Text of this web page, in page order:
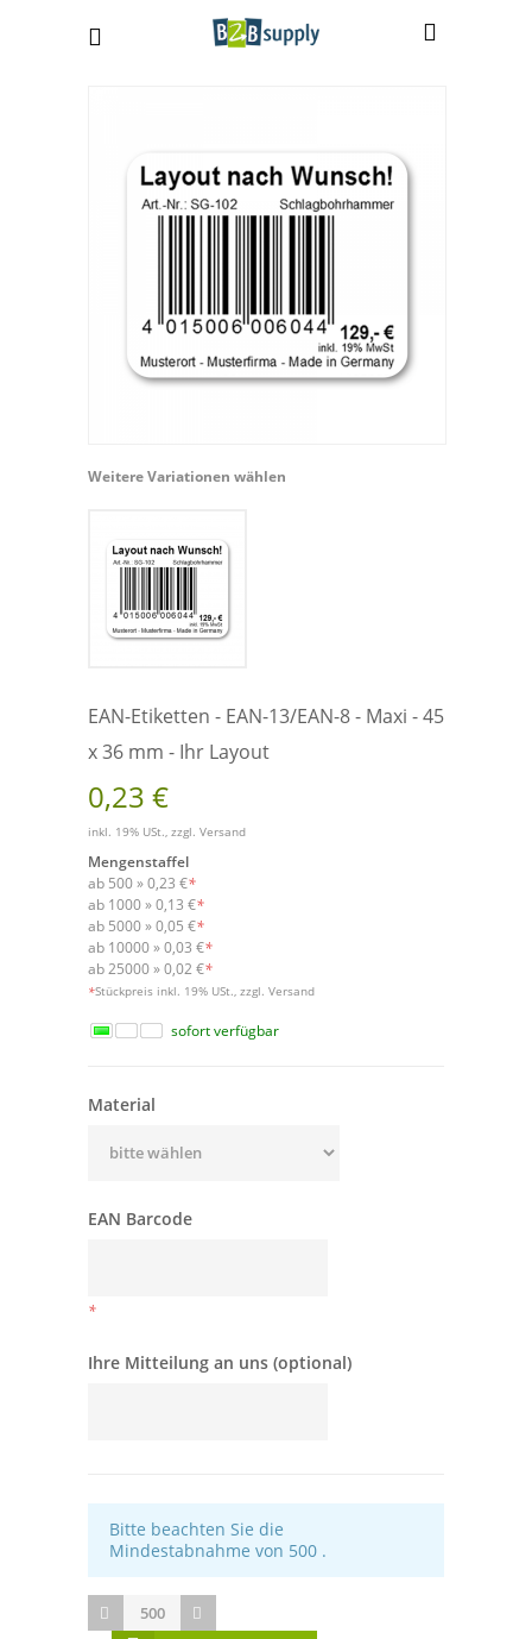
Weitere Variationen wählen
EAN-Etiketten - EAN-13/EAN-8 - Maxi - 45
x 36 mm - Ihr Layout
0,23 €
inkl. 19% USt., zzgl. Versand
Mengenstaffel
ab 500 »0,23 €*
ab 1000 »0,13 €*
ab 5000 »0,05 €*
ab 10000 »0,03 €*
ab 25000 »0,02 €*
*Stückpreis inkl. 19% USt., zzgl. Versand
sofort verfügbar
Material
EAN Barcode
*
Ihre Mitteilung an uns (optional)
Bitte beachten Sie die
Mindestabnahme von 500 .